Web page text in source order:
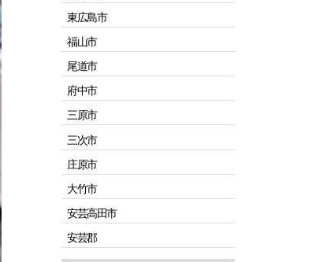
東広島市
福山市
尾道市
府中市
三原市
三次市
庄原市
大竹市
安芸高田市
安芸郡